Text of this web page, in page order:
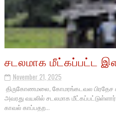
சடலமாக மீட்கப்பட்ட
November 21, 2025
திருகோணமலை, கோமரங்கடவல பிரதேச
அவரது வயலில் சடலமாக
காவல் காப்பதற...